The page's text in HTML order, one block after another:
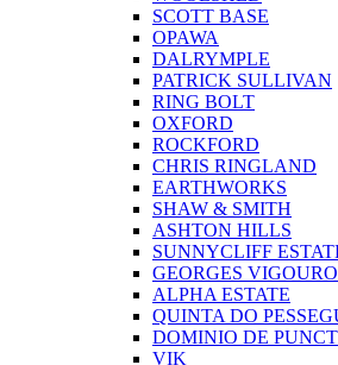
SCOTT BASE
OPAWA
DALRYMPLE
PATRICK SULLIVAN
RING BOLT
OXFORD
ROCKFORD
CHRIS RINGLAND
EARTHWORKS
SHAW & SMITH
ASHTON HILLS
SUNNYCLIFF
GEORGES
ALPHA ESTATE
QUINTA DO
DOMINIO DE
VIK